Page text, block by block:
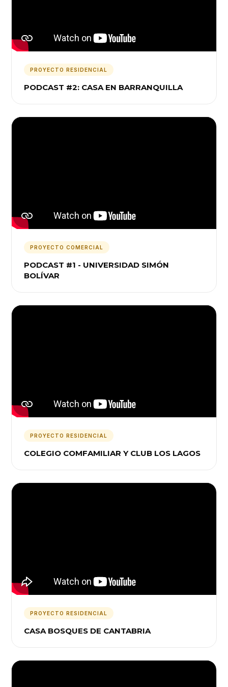
PROYECTO RESIDENCIAL
PODCAST #2: CASA EN BARRANQUILLA
PROYECTO COMERCIAL
PODCAST #1 - UNIVERSIDAD SIMÓN
BOLÍVAR
PROYECTO RESIDENCIAL
COLEGIO COMFAMILIAR Y CLUB LOS LAGOS
PROYECTO RESIDENCIAL
CASA BOSQUES DE CANTABRIA